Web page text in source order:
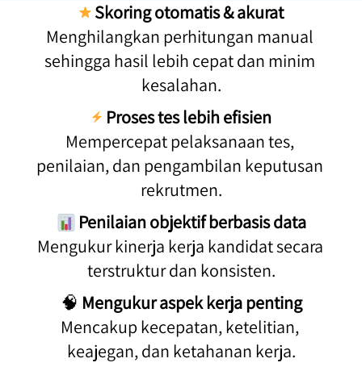
Skoring otomatis & akurat
Menghilangkan perhitungan manual
sehingga hasil lebih cepat dan minim
kesalahan.
Proses tes lebih efisien
Mempercepat pelaksanaan tes,
penilaian, dan pengambilan keputusan
rekrutmen.
Penilaian objektif berbasis data
Mengukur kinerja kerja kandidat secara
terstruktur dan konsisten.
🧠 Mengukur aspek kerja penting
Mencakup kecepatan, ketelitian,
keajegan, dan ketahanan kerja.